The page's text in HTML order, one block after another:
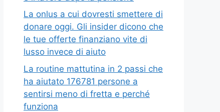
La onlus a cui dovresti smettere di
donare oggi. Gli insider dicono che
le tue offerte finanziano vite di
lusso invece di aiuto
La routine mattutina in 2 passi che
ha aiutato 176781 persone a
sentirsi meno di fretta e perché
funziona